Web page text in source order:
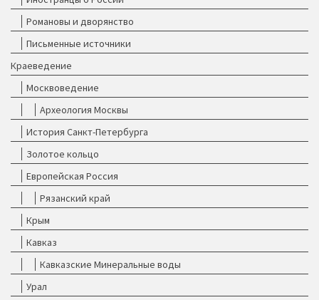
Романовы и дворянство
Письменные источники
Краеведение
Москвоведение
Археология Москвы
История Санкт-Петербурга
Золотое кольцо
Европейская Россия
Рязанский край
Крым
Кавказ
Кавказские Минеральные воды
Урал